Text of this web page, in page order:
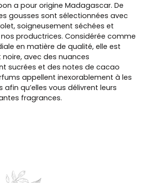
a pour origine Madagascar. De
gousses sont sélectionnées avec
soigneusement séchées et
productrices. Considérée comme
en matière de qualité, elle est
avec des nuances
sucrées et des notes de cacao
appellent inexorablement à les
afin qu’elles vous délivrent leurs
fragrances.